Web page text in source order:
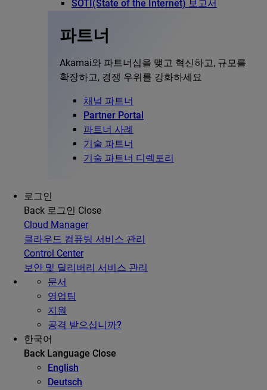
SOTI(State of the Internet) 보고서
파트너
Akamai와 파트너십을 맺고 혁신하고, 규모를
확장하고, 경쟁 우위를 강화하세요
채널 파트너
Partner Portal
파트너 사례
기술 파트너
기술 파트너 디렉토리
로그인
Back 로그인 Close
Cloud Manager
클라우드 컴퓨팅 서비스 관리
Control Center
보안 및 딜리버리 서비스 관리
문서
영업팀
지원
공격 받으십니까?
한국어
Back Language Close
English
Deutsch